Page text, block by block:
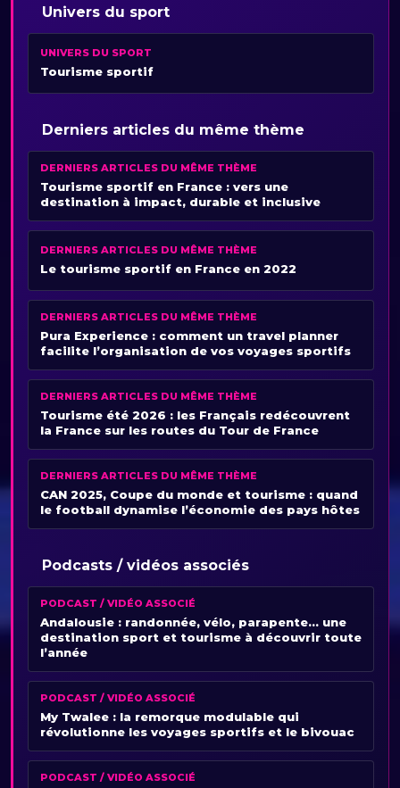
Univers du sport
UNIVERS DU SPORT
Tourisme sportif
Derniers articles du même thème
DERNIERS ARTICLES DU MÊME THÈME
Tourisme sportif en France : vers une
destination à impact, durable et inclusive
DERNIERS ARTICLES DU MÊME THÈME
Le tourisme sportif en France en 2022
DERNIERS ARTICLES DU MÊME THÈME
Pura Experience : comment un travel planner
facilite l’organisation de vos voyages sportifs
DERNIERS ARTICLES DU MÊME THÈME
Tourisme été 2026 : les Français redécouvrent
la France sur les routes du Tour de France
DERNIERS ARTICLES DU MÊME THÈME
CAN 2025, Coupe du monde et tourisme : quand
le football dynamise l’économie des pays hôtes
Podcasts / vidéos associés
PODCAST / VIDÉO ASSOCIÉ
Andalousie : randonnée, vélo, parapente… une
destination sport et tourisme à découvrir toute
l’année
PODCAST / VIDÉO ASSOCIÉ
My Twalee : la remorque modulable qui
révolutionne les voyages sportifs et le bivouac
PODCAST / VIDÉO ASSOCIÉ